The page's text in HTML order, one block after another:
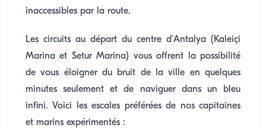
inaccessibles par la route.
Les circuits au départ du centre d'Antalya (Kaleiçi
Marina et Setur Marina) vous offrent la possibilité
de vous éloigner du bruit de la ville en quelques
minutes seulement et de naviguer dans un bleu
infini. Voici les escales préférées de nos capitaines
et marins expérimentés :